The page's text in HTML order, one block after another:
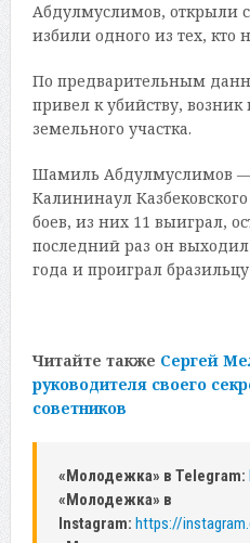
Абдулмуслимов, открыли
избили одного из тех, кто
По предварительным
привел к убийству, возник
земельного участка.
Шамиль Абдулмуслимов —
Калининаул
боев, из них 11 выиграл,
последний раз он выходил
года и проиграл
Читайте также Сергей
руководителя своего
советников
«Молодежка» в Telegram:
«Молодежка» в
Instagram: https://